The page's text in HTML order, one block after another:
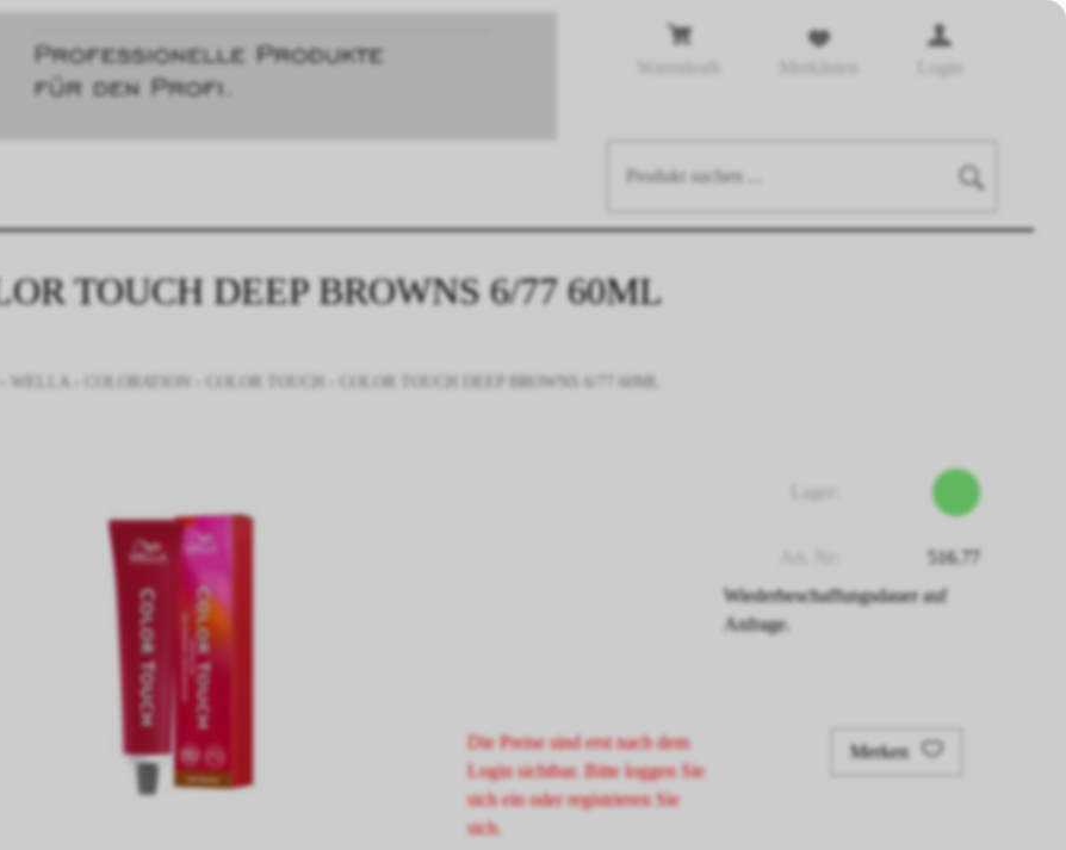
TOUCH DEEP BROWNS 6/77 60ML
WELLA COLORATION COLOR TOUCH COLOR TOUCH DEEP BROWNS 6/77 60ML
516.77
Wiederbeschaffungsdauer auf
Anfrage.
Die Preise sind erst nach dem
Login sichtbar. Bitte loggen Sie
sich ein oder registrieren Sie
sich.
Merken